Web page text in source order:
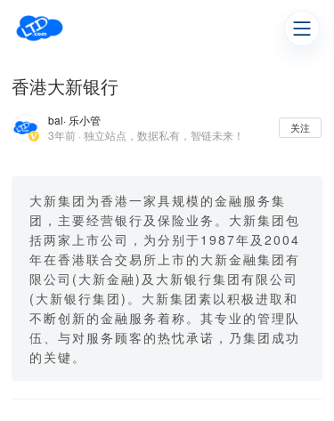
香港大新银行
bal· 乐小管
3年前 · 独立站点，数据私有，智链未来！
关注
大新集团为香港一家具规模的金融服务集
团，主要经营银行及保险业务。大新集团包
括两家上市公司，为分别于1987年及2004
年在香港联合交易所上市的大新金融集团有
限公司(大新金融)及大新银行集团有限公司
(大新银行集团)。大新集团素以积极进取和
不断创新的金融服务着称。其专业的管理队
伍、与对服务顾客的热忱承诺，乃集团成功
的关键。